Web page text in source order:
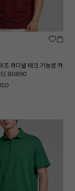
즈 카디널 테크 기능성 카
B0890